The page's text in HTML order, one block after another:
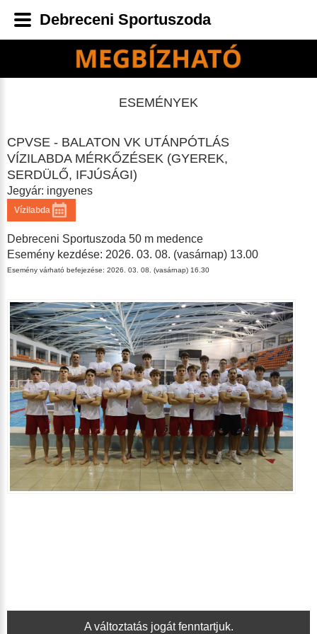
ESEMÉNYEK
CPVSE - BALATON VK UTÁNPÓTLÁS
VÍZILABDA MÉRKŐZÉSEK (GYEREK,
SERDÜLŐ, IFJÚSÁGI)
Jegyár: ingyenes
Vízilabda
Debreceni Sportuszoda 50 m medence
Esemény kezdése: 2026. 03. 08. (vasárnap) 13.00
Esemény várható befejezése: 2026. 03. 08. (vasárnap) 16.30
A változtatás jogát fenntartjuk.
Debreceni Sportuszoda